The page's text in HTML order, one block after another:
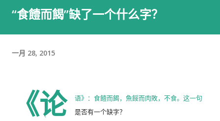
“食饐而餲”缺了一个什么字？
一月 28, 2015
《论
语》：食饐而餲，魚餒而肉敗，不食。这一句
是否有一个缺字？